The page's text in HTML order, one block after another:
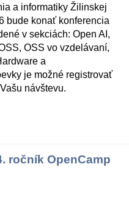
a informatiky Žilinskej
bude konať konferencia
v sekciách: Open AI,
OSS vo vzdelávaní,
a
je možné registrovať
návštevu.
ročník OpenCamp